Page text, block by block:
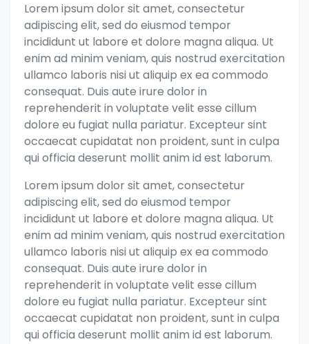
Lorem ipsum dolor sit amet, consectetur
adipiscing elit, sed do eiusmod tempor
incididunt ut labore et dolore magna aliqua. Ut
enim ad minim veniam, quis nostrud exercitation
ullamco laboris nisi ut aliquip ex ea commodo
consequat. Duis aute irure dolor in
reprehenderit in voluptate velit esse cillum
dolore eu fugiat nulla pariatur. Excepteur sint
occaecat cupidatat non proident, sunt in culpa
qui officia deserunt mollit anim id est laborum.
Lorem ipsum dolor sit amet, consectetur
adipiscing elit, sed do eiusmod tempor
incididunt ut labore et dolore magna aliqua. Ut
enim ad minim veniam, quis nostrud exercitation
ullamco laboris nisi ut aliquip ex ea commodo
consequat. Duis aute irure dolor in
reprehenderit in voluptate velit esse cillum
dolore eu fugiat nulla pariatur. Excepteur sint
occaecat cupidatat non proident, sunt in culpa
qui officia deserunt mollit anim id est laborum.